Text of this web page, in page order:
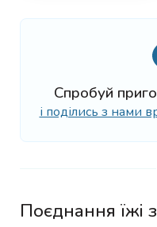
Спробуй
і поділись з нами
Поєднання їжі